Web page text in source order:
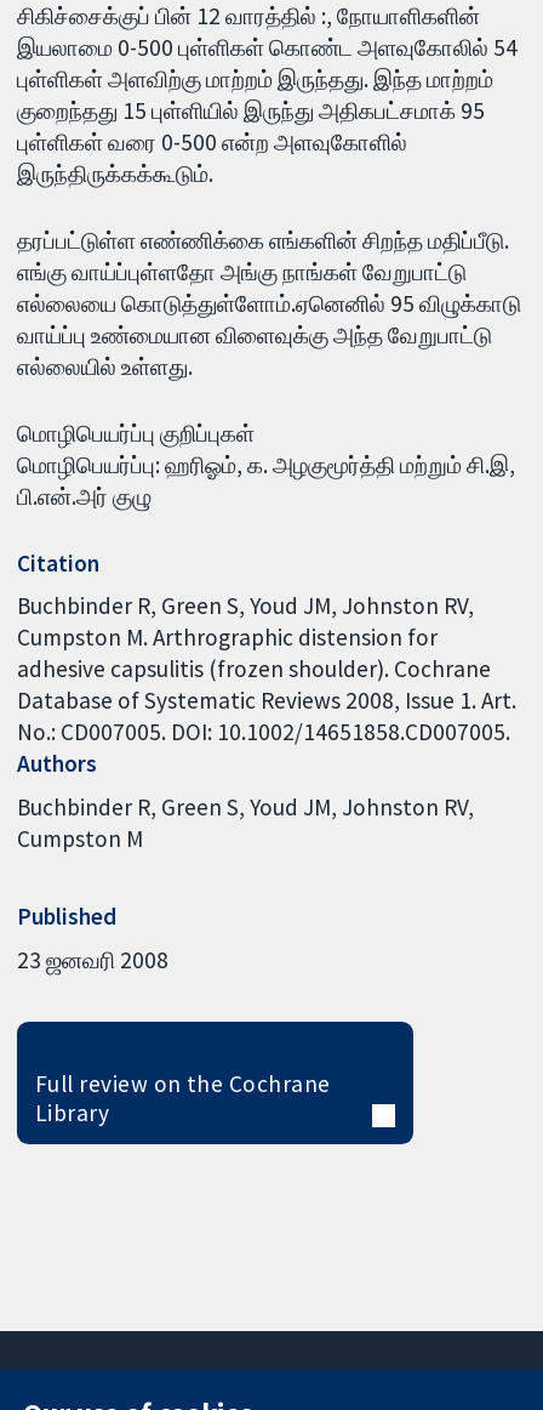
சிகிச்சைக்குப் பின் 12 வாரத்தில் :, நோயாளிகளின்
இயலாமை 0-500 புள்ளிகள் கொண்ட அளவுகோலில் 54
புள்ளிகள் அளவிற்கு மாற்றம் இருந்தது. இந்த மாற்றம்
குறைந்தது 15 புள்ளியில் இருந்து அதிகபட்சமாக் 95
புள்ளிகள் வரை 0-500 என்ற அளவுகோளில்
இருந்திருக்கக்கூடும்.
தரப்பட்டுள்ள எண்ணிக்கை எங்களின் சிறந்த மதிப்பீடு.
எங்கு வாய்ப்புள்ளதோ அங்கு நாங்கள் வேறுபாட்டு
எல்லையை கொடுத்துள்ளோம்.ஏனெனில் 95 விழுக்காடு
வாய்ப்பு உண்மையான விளைவுக்கு அந்த வேறுபாட்டு
எல்லையில் உள்ளது.
மொழிபெயர்ப்பு குறிப்புகள்
மொழிபெயர்ப்பு: ஹரிஓம், க. அழகுமூர்த்தி மற்றும் சி.இ,
பி.என்.அர் குழு
Citation
Buchbinder R, Green S, Youd JM, Johnston RV,
Cumpston M. Arthrographic distension for
adhesive capsulitis (frozen shoulder). Cochrane
Database of Systematic Reviews 2008, Issue 1. Art.
No.: CD007005. DOI: 10.1002/14651858.CD007005.
Authors
Buchbinder R Green S Youd JM Johnston RV
Cumpston M
Published
23 ஜனவரி 2008
Full review on the Cochrane
Library